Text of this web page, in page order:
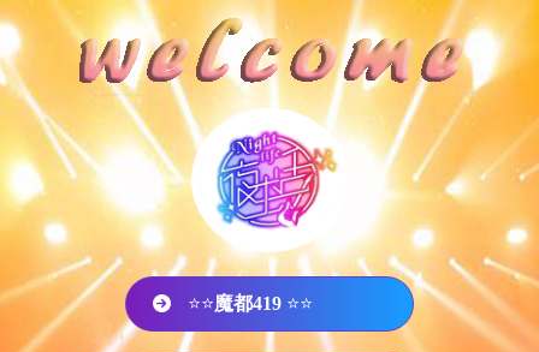
⭐⭐魔都419 ⭐⭐